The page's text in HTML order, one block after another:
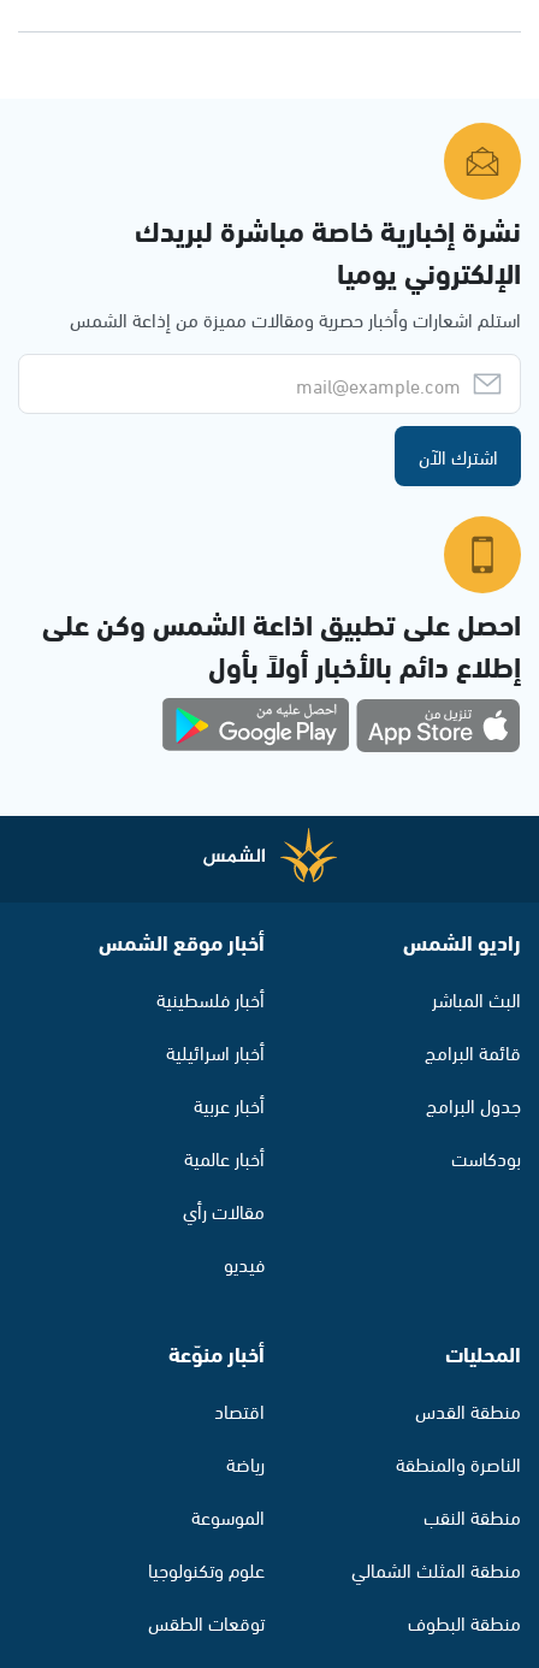
نشرة إخبارية خاصة مباشرة لبريدك
الإلكتروني يوميا
استلم اشعارات وأخبار حصرية ومقالات مميزة من إذاعة الشمس
اشترك الآن
احصل على تطبيق اذاعة الشمس وكن على
إطلاع دائم بالأخبار أولاً بأول
راديو الشمس
البث المباشر
قائمة البرامج
جدول البرامج
بودكاست
أخبار موقع الشمس
أخبار فلسطينية
أخبار اسرائيلية
أخبار عربية
أخبار عالمية
مقالات رأي
فيديو
المحليات
منطقة القدس
الناصرة والمنطقة
منطقة النقب
منطقة المثلث الشمالي
منطقة البطوف
أخبار منوّعة
اقتصاد
رياضة
الموسوعة
علوم وتكنولوجيا
توقعات الطقس